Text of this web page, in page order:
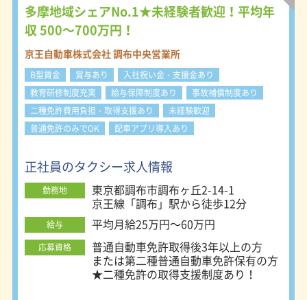
居心地の良さに思わず長く続けたくな
ります。 厳しいルールや細かい指示
は一切なし。お互いに尊重し合い、和
気あいあいと働ける環境が魅力です。
多摩地域シェアNo.1★未経験者歓迎！平均年
収 500～700万円！
京王自動車株式会社 調布中央営業所
B型賃金 賞与あり
入社祝い金・支援金あり
教育研修制度充実
給与保障制度あり
事故補償制度あり
二種免許費用負担・取得支援あり
未経験歓迎
普通免許のみでOK
配車アプリ導入あり
正社員のタクシー求人情報
勤務地
東京都調布市調布ヶ丘2-14-1
京王線「調布」駅から徒歩12分
給与 平均月給25万円～60万円
応募資格
普通自動車免許取得後3年以上の方
または第二種普通自動車免許保有の方
★二種免許の取得支援制度あり！